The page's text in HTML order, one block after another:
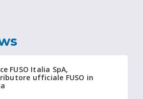
FUSO Italia SpA,
ufficiale FUSO in